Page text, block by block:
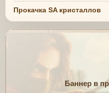
Прокачка SA кристаллов
Баннер в